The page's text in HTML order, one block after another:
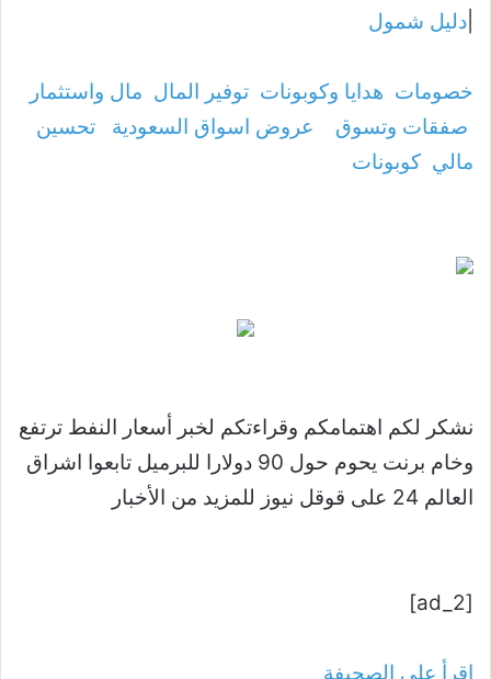
دليل شمول
خصومات هدايا وكوبونات توفير المال مال واستثمار
صفقات وتسوق
عروض اسواق السعودية
تحسين
مالي كوبونات
نشكر لكم اهتمامكم وقراءتكم لخبر أسعار النفط ترتفع
وخام برنت يحوم حول 90 دولارا للبرميل تابعوا اشراق
العالم 24 على قوقل نيوز للمزيد من الأخبار
[ad_2]
اقرأ على الصحيفة